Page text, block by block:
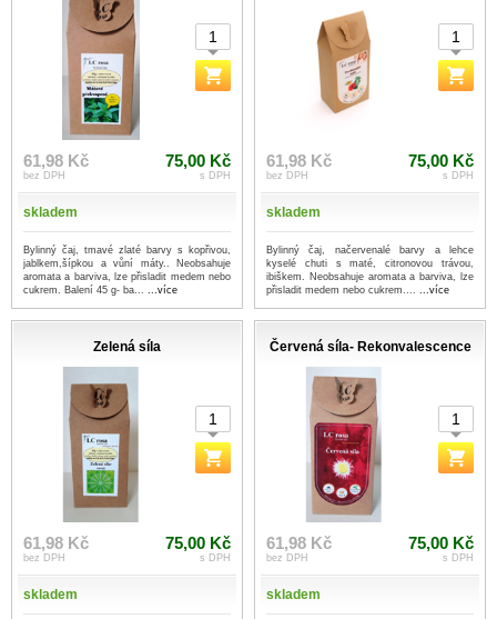
61,98 Kč
bez DPH
75,00 Kč
s DPH
skladem
Bylinný čaj, tmavé zlaté barvy s kopřivou,
jablkem,šípkou a vůní máty.. Neobsahuje
aromata a barviva, lze přisladit medem nebo
cukrem. Balení 45 g- ba... ...více
61,98 Kč
bez DPH
75,00 Kč
s DPH
skladem
Bylinný čaj, načervenalé barvy a lehce
kyselé chuti s maté, citronovou trávou,
ibiškem. Neobsahuje aromata a barviva, lze
přisladit medem nebo cukrem.... ...více
Zelená síla
61,98 Kč
bez DPH
75,00 Kč
s DPH
skladem
Červená síla- Rekonvalescence
61,98 Kč
bez DPH
75,00 Kč
s DPH
skladem